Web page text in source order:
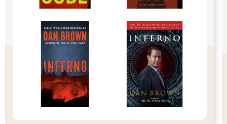
之外，其餘的人在許多方面都很相似——都很容易從小事中得到
了，否則都很溫馴。他們都在紡織廠幹活，跟別人分租一棟二房
或三房的屋子，房租是每個月十塊或十二塊錢。這天下午每個人
都領了薪水，因為這天是星期六。所以，暫時可以把這幾個人當
作是一個人。
不過駝子早已在心中把他們分類了。一旦舒服的坐好了，他就開
始跟每個人聊天、問問題，諸如結婚了沒，多大年紀了，平均一
個禮拜賺多少等等，問到非常私人的問題，卻不著痕跡。沒多
久，這群人的人數就增加了，亨利．梅西，還有察覺到不尋常狀